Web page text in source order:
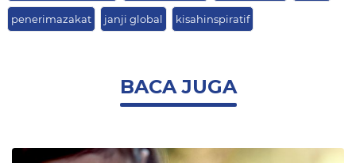
penerimazakat janji global kisahinspiratif
BACA JUGA